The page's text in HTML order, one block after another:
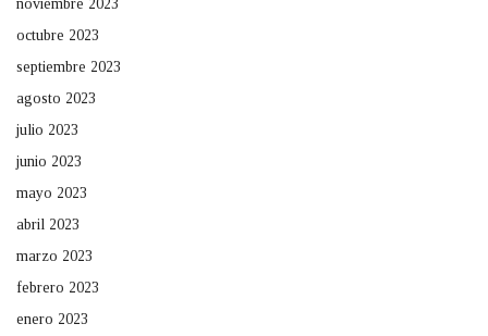
noviembre 2023
octubre 2023
septiembre 2023
agosto 2023
julio 2023
junio 2023
mayo 2023
abril 2023
marzo 2023
febrero 2023
enero 2023